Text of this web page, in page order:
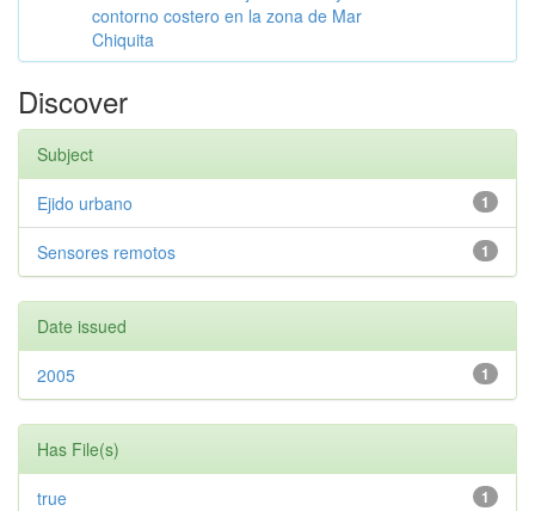
contorno costero en la zona de Mar
Chiquita
Discover
Subject
1
Ejido urbano
1
Sensores remotos
Date issued
1
2005
Has File(s)
1
true